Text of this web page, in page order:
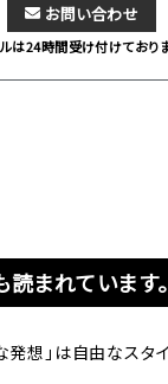
お問い合わせ
は24時間受け付けておりま
まれています。
発想」は自由なスタ